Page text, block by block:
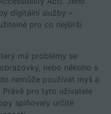
digitální služby –
pro co nejširší
má problémy se
nebo někoho s
nemůže používat myš a
Právě pro tyto uživatele
splňovaly určité